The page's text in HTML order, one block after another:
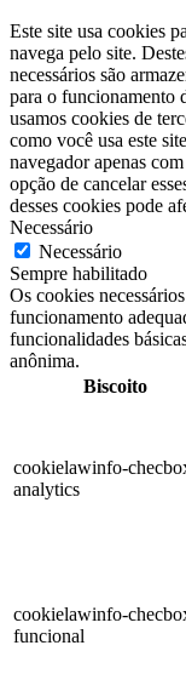
Este site usa cookies
navega pelo site.
necessários são
para o funcionamento
usamos cookies de
como você usa este
navegador apenas
opção de cancelar
desses cookies pode
Necessário
Necessário
Sempre habilitado
Os cookies
funcionamento
funcionalidades
anônima.
Biscoito
cookielawinfo-
analytics
cookielawinfo-
funcional